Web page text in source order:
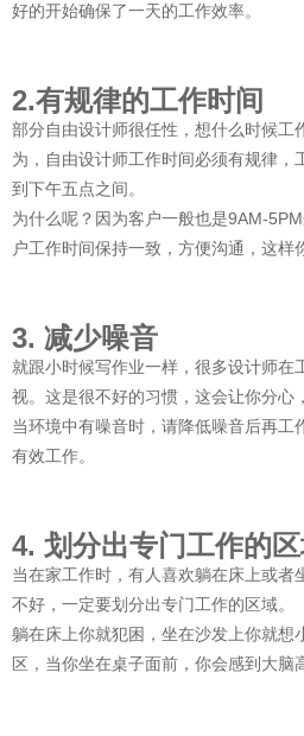
好的开始确保了一天的工作效率。
2.有规律的工作时间
部分自由设计师很任性，想什么时候工
为，自由设计师工作时间必须有规律，
到下午五点之间。
为什么呢？因为客户一般也是9AM-
户工作时间保持一致，方便沟通，这样
3. 减少噪音
就跟小时候写作业一样，很多设计师在
视。这是很不好的习惯，这会让你分心
当环境中有噪音时，请降低噪音后再工
有效工作。
4. 划分出专门工作的
当在家工作时，有人喜欢躺在床上或者
不好，一定要划分出专门工作的区域。
躺在床上你就犯困，坐在沙发上你就想
区，当你坐在桌子面前，你会感到大脑